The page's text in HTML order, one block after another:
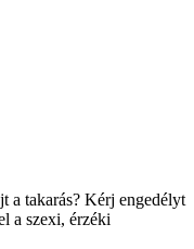
a takarás? Kérj engedélyt
a szexi, érzéki